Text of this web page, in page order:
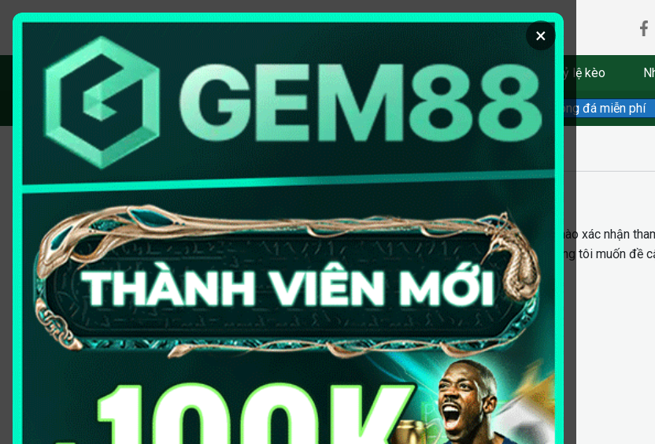
×
Trang chủ Kết quả bóng đá Lịch thi đấu Tỷ lệ kèo
Soi kèo chuẩn Xem bóng đá miễn phí
Trang chủ
Điều khoản sử dụng
Bongdalusẽ cung cấp các điều khoản sử dụng cần đảm bảo từ hai bên. Bất kỳ thành viên nào xác nhận
kết tuân thủ theo các điều khoản được đưa ra. Sau đây là chính sách các điều khoản mà chúng tôi muốn đề
Mục lục nội dung Ẩn]
1 Điều khoản sử dụng chung tại Bongdalu
2Điều khoản sử dụng cá nhân
Điều khoản về thông tin cá nhân
Chính sách bảo vệ dữ liệu
Điều khoản sử dụng quyền truy cập tại Bongdalu
Điều khoản sử dụng bản quyền tại Bongdalu